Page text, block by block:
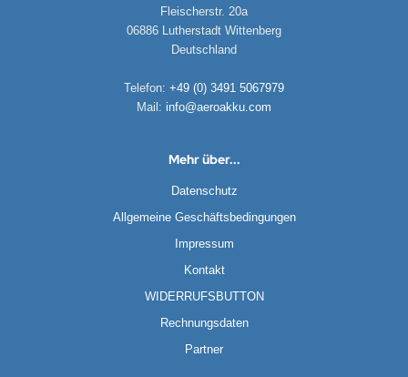
Fleischerstr. 20a
06886 Lutherstadt Wittenberg
Deutschland
Telefon: +49 (0) 3491 5067979
Mail: info@aeroakku.com
Mehr über...
Datenschutz
Allgemeine Geschäftsbedingungen
Impressum
Kontakt
WIDERRUFSBUTTON
Rechnungsdaten
Partner